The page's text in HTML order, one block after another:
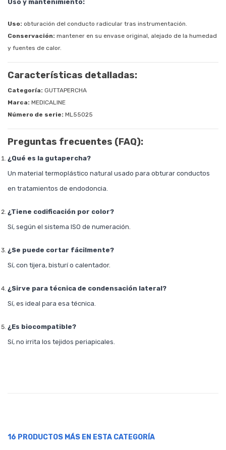
Uso y mantenimiento:
Uso: obturación del conducto radicular tras instrumentación.
Conservación: mantener en su envase original, alejado de la humedad
y fuentes de calor.
Características detalladas:
Categoría: GUTTAPERCHA
Marca: MEDICALINE
Número de serie: ML55025
Preguntas frecuentes (FAQ):
¿Qué es la gutapercha?
Un material termoplástico natural usado para obturar conductos
en tratamientos de endodoncia.
¿Tiene codificación por color?
Sí, según el sistema ISO de numeración.
¿Se puede cortar fácilmente?
Sí, con tijera, bisturí o calentador.
¿Sirve para técnica de condensación lateral?
Sí, es ideal para esa técnica.
¿Es biocompatible?
Sí, no irrita los tejidos periapicales.
16 PRODUCTOS MÁS EN ESTA CATEGORÍA